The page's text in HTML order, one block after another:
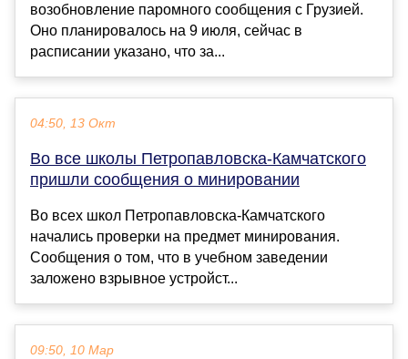
возобновление паромного сообщения с Грузией.
Оно планировалось на 9 июля, сейчас в
расписании указано, что за...
04:50, 13 Окт
Во все школы Петропавловска-Камчатского
пришли сообщения о минировании
Во всех школ Петропавловска-Камчатского
начались проверки на предмет минирования.
Сообщения о том, что в учебном заведении
заложено взрывное устройст...
09:50, 10 Мар